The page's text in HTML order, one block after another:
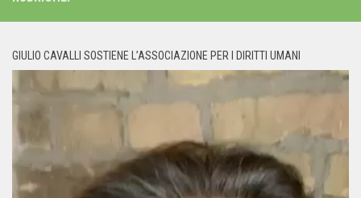
GIULIO CAVALLI SOSTIENE L’ASSOCIAZIONE PER I DIRITTI UMANI
Player